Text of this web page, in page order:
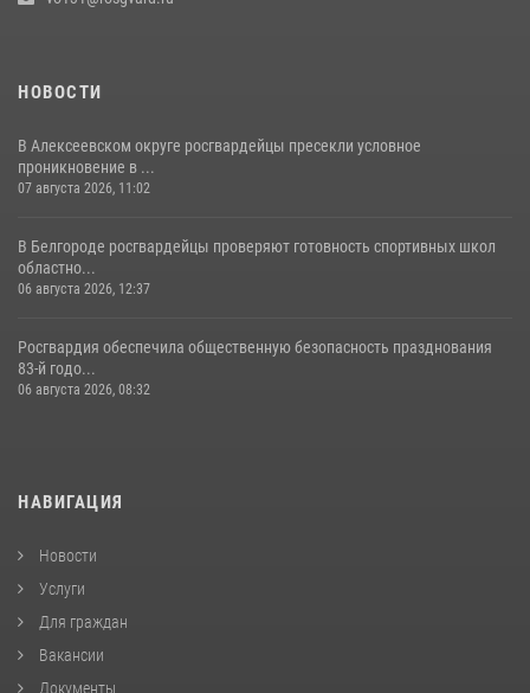
НОВОСТИ
В Алексеевском округе росгвардейцы пресекли условное
проникновение в ...
07 августа 2026, 11:02
В Белгороде росгвардейцы проверяют готовность спортивных школ
областно...
06 августа 2026, 12:37
Росгвардия обеспечила общественную безопасность празднования
83-й годо...
06 августа 2026, 08:32
НАВИГАЦИЯ
Новости
Услуги
Для граждан
Вакансии
Документы